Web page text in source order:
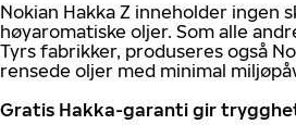
Nokian Hakka Z inneholder ingen
høyaromatiske oljer. Som alle
Tyrs fabrikker, produseres også
rensede oljer med minimal
Gratis Hakka-garanti gir